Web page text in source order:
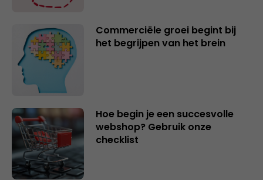
Commerciële groei begint bij
het begrijpen van het brein
Hoe begin je een succesvolle
webshop? Gebruik onze
checklist